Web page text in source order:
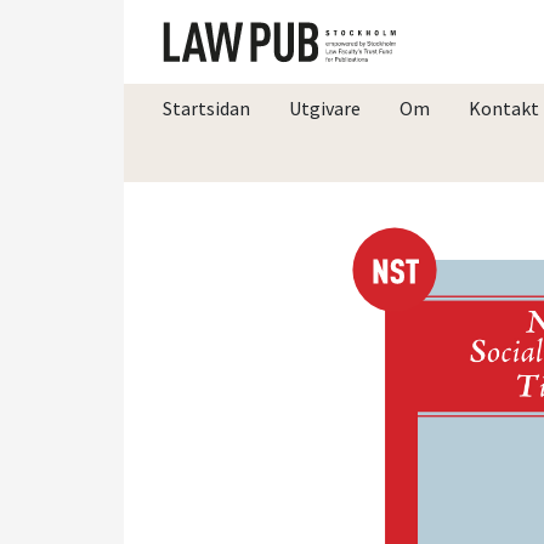
Startsidan Utgivare Om Kontakt